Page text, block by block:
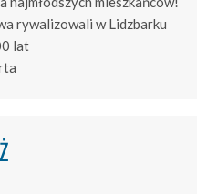
rywalizowali w Lidzbarku
lat